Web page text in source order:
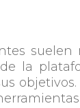
suelen
la